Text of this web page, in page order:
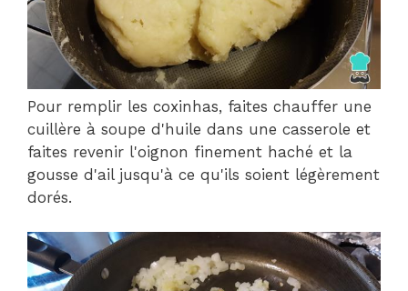
Pour remplir les coxinhas, faites chauffer une
cuillère à soupe d'huile dans une casserole et
faites revenir l'oignon finement haché et la
gousse d'ail jusqu'à ce qu'ils soient légèrement
dorés.